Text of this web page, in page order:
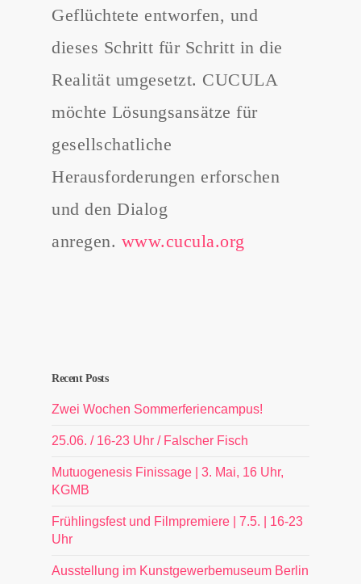
Geflüchtete entworfen, und
dieses Schritt für Schritt in die
Realität umgesetzt. CUCULA
möchte Lösungsansätze für
gesellschatliche
Herausforderungen erforschen
und den Dialog
anregen. www.cucula.org
Recent Posts
Zwei Wochen Sommerferiencampus!
25.06. / 16-23 Uhr / Falscher Fisch
Mutuogenesis Finissage | 3. Mai, 16 Uhr,
KGMB
Frühlingsfest und Filmpremiere | 7.5. | 16-23
Uhr
Ausstellung im Kunstgewerbemuseum Berlin